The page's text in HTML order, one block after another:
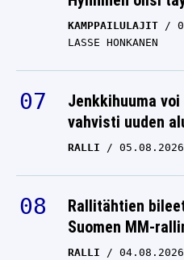
KAMPPAILULAJIT
LASSE HONKANEN
Jenkkihuuma
vahvisti uuden
RALLI 05.08.2026
Rallitähtien
Suomen MM-
RALLI 04.08.2026